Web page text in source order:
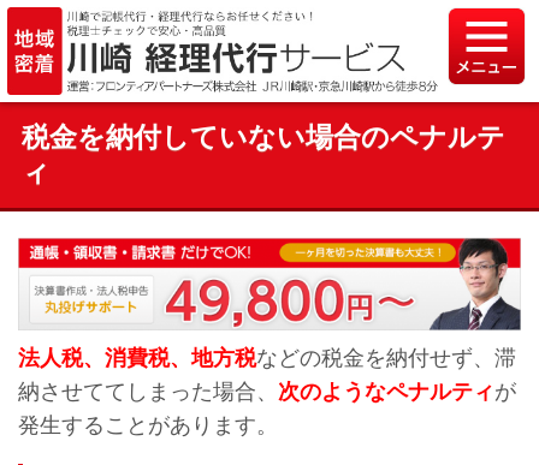
税金を納付していない場合のペナルテ
ィ
法人税、消費税、地方税などの税金を納付せず、滞
納させててしまった場合、 次のようなペナルティが
発生することがあります。